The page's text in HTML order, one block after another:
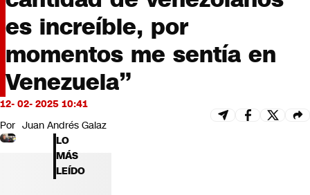
CNN tiempo
Opinión
es increíble, por
momentos me sentía en
Venezuela”
12- 02- 2025 10:41
Por Juan Andrés Galaz
LO
MÁS
LEÍDO